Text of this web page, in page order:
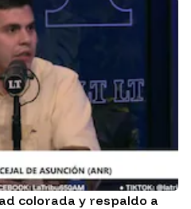
colorada y respaldo a